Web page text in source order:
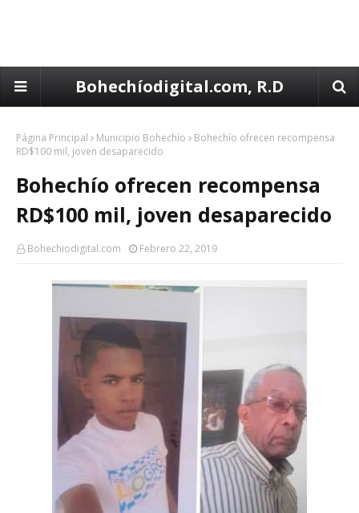
Bohechíodigital.com, R.D
Página Principal Municipio Bohechío
Bohechío ofrecen recompensa
RD$100 mil, joven desaparecido
Bohechío ofrecen recompensa
RD$100 mil, joven desaparecido
Bohechiodigital.com Febrero 22, 2019